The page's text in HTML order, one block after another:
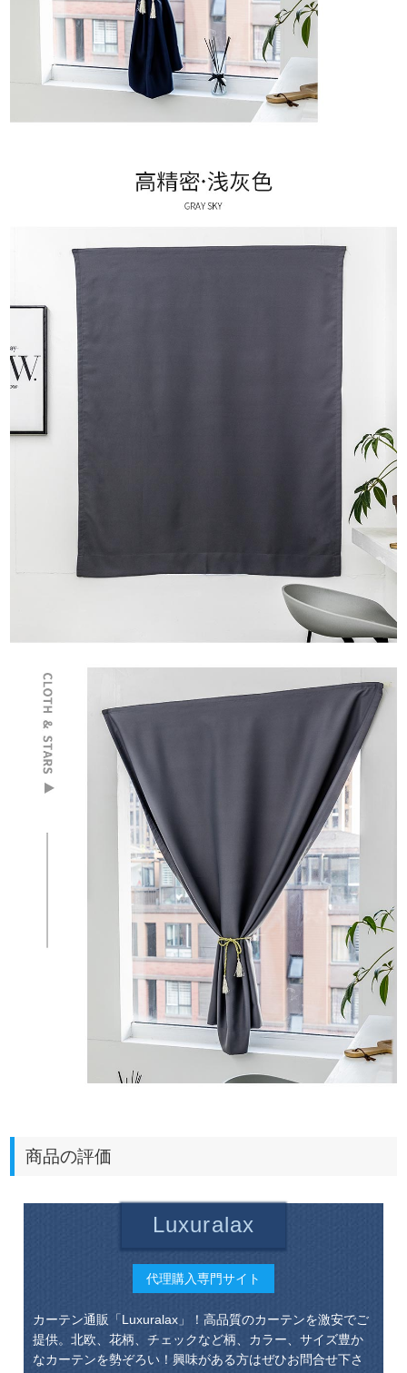
商品の評価
Luxuralax
代理購入専門サイト
カーテン通販「Luxuralax」！高品質のカーテンを激安でご
提供。北欧、花柄、チェックなど柄、カラー、サイズ豊か
なカーテンを勢ぞろい！興味がある方はぜひお問合せ下さ